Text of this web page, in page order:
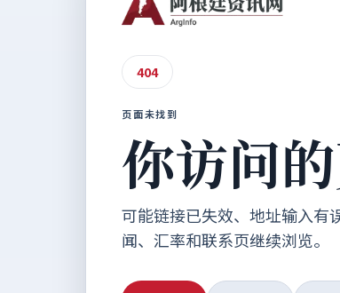
404
页面未找到
你访问
可能链接已失效、地址输入有
闻、汇率和联系页继续浏览。